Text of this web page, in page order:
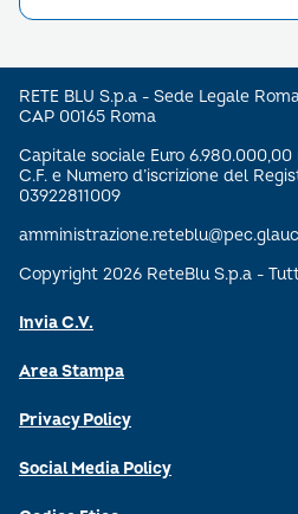
RETE BLU S.p.a - Sede Legale
CAP 00165 Roma
Capitale sociale Euro 6.980.000,00
C.F. e Numero d’iscrizione del
03922811009
Copyright 2026 ReteBlu S.p.a -
Invia C.V.
Area Stampa
Privacy Policy
Social Media Policy